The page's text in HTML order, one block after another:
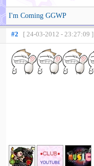
I'm Coming GGWP
#2 [ 24-03-2012 - 23:27:09 ]